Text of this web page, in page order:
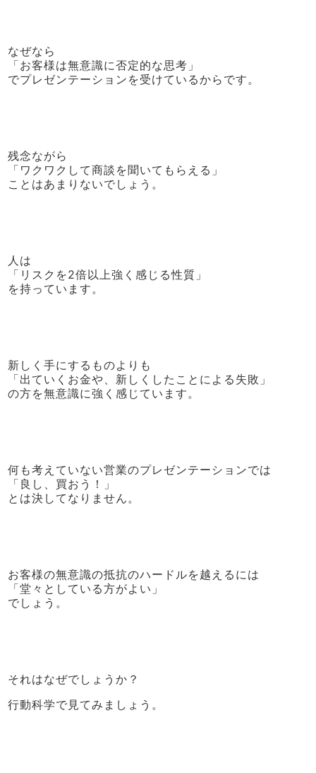
なぜなら
「お客様は無意識に否定的な思考」
でプレゼンテーションを受けているからです。
残念ながら
「ワクワクして商談を聞いてもらえる」
ことはあまりないでしょう。
人は
「リスクを2倍以上強く感じる性質」
を持っています。
新しく手にするものよりも
「出ていくお金や、新しくしたことによる失敗」
の方を無意識に強く感じています。
何も考えていない営業のプレゼンテーションでは
「良し、買おう！」
とは決してなりません。
お客様の無意識の抵抗のハードルを越えるには
「堂々としている方がよい」
でしょう。
それはなぜでしょうか？
行動科学で見てみましょう。